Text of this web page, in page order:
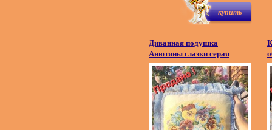
купить
Диванная подушка
Анютины глазки серая